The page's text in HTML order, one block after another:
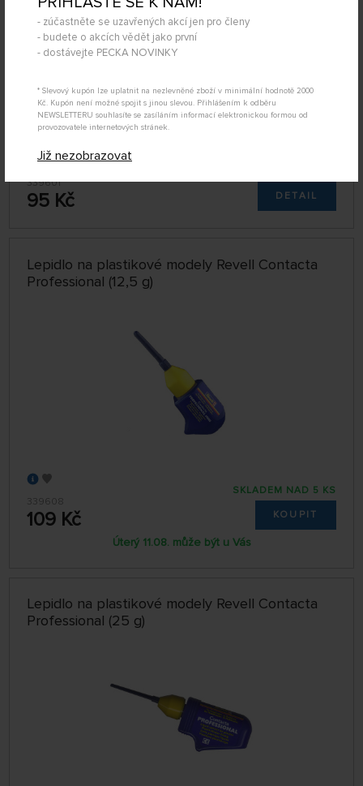
- zúčastněte se uzavřených akcí jen pro členy
- budete o akcích vědět jako první
- dostávejte PECKA NOVINKY
* Slevový kupón lze uplatnit na nezlevněné zboží v minimální hodnotě 2000
Kč. Kupón není možné spojit s jinou slevou. Přihlášením k odběru
NEWSLETTERU souhlasíte se zasíláním informací elektronickou formou od
provozovatele internetových stránek.
Již nezobrazovat
339601
95 Kč DETAIL
Lepidlo na plastikové modely Revell Contacta
Professional (12,5 g)
339608
109 Kč
SKLADEM NAD 5 KS
KOUPIT
Úterý 11.08. může být u Vás
Lepidlo na plastikové modely Revell Contacta
Professional (25 g)